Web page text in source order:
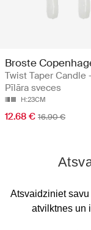
Broste
Twist Taper Candle
Pīlāra sveces
H:23CM
12.68 € 16.90 €
Atsvaidziniet
atvilktnes un